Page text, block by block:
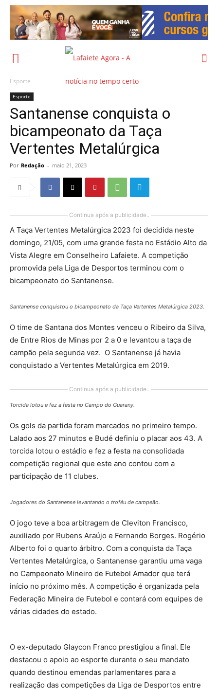
Esporte
Esporte
Santanense conquista o
bicampeonato da Taça
Vertentes Metalúrgica
Por Redação - maio 21, 2023
Continua após a publicidade..
A Taça Vertentes Metalúrgica 2023 foi decidida neste
domingo, 21/05, com uma grande festa no Estádio Alto da
Vista Alegre em Conselheiro Lafaiete. A competição
promovida pela Liga de Desportos terminou com o
bicampeonato do Santanense.
Santanense conquistou o bicampeonato da Taça Vertentes Metalúrgica 2023.
O time de Santana dos Montes venceu o Ribeiro da Silva,
de Entre Rios de Minas por 2 a 0 e levantou a taça de
campão pela segunda vez. O Santanense já havia
conquistado a Vertentes Metalúrgica em 2019.
Continua após a publicidade..
Torcida lotou e fez a festa no Campo do Guarany.
Os gols da partida foram marcados no primeiro tempo.
Lalado aos 27 minutos e Budé definiu o placar aos 43. A
torcida lotou o estádio e fez a festa na consolidada
competição regional que este ano contou com a
participação de 11 clubes.
Jogadores do Santanense levantando o troféu de campeão.
O jogo teve a boa arbitragem de Cleviton Francisco,
auxiliado por Rubens Araújo e Fernando Borges. Rogério
Alberto foi o quarto árbitro. Com a conquista da Taça
Vertentes Metalúrgica, o Santanense garantiu uma vaga
no Campeonato Mineiro de Futebol Amador que terá
início no próximo mês. A competição é organizada pela
Federação Mineira de Futebol e contará com equipes de
várias cidades do estado.
O ex-deputado Glaycon Franco prestigiou a final. Ele
destacou o apoio ao esporte durante o seu mandato
quando destinou emendas parlamentares para a
realização das competições da Liga de Desportos entre